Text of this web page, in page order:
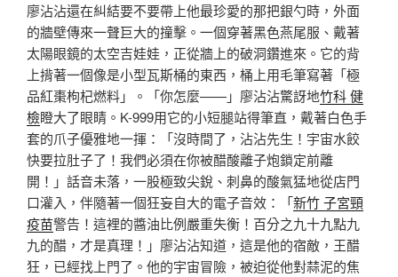
廖沾沾還在糾結要不要帶上他最珍愛的那把銀勺時，外面
的牆壁傳來一聲巨大的撞擊。一個穿著黑色燕尾服、戴著
太陽眼鏡的太空吉娃娃，正從牆上的破洞鑽進來。它的背
上揹著一個像是小型瓦斯桶的東西，桶上用毛筆寫著「極
品紅棗枸杞燃料」。「你怎麼——」廖沾沾驚訝地竹科 健
檢瞪大了眼睛。K-999用它的小短腿站得筆直，戴著白色手
套的爪子優雅地一揮：「沒時間了，沾沾先生！宇宙水餃
快要拉肚子了！我們必須在你被醋酸離子炮鎖定前離
開！」話音未落，一股極致尖銳、刺鼻的酸氣猛地從店門
口灌入，伴隨著一個狂妄自大的電子音效：「新竹 子宮頸
疫苗警告！這裡的醬油比例嚴重失衡！百分之九十九點九
九的醋，才是真理！」廖沾沾知道，這是他的宿敵，王醋
狂，已經找上門了。他的宇宙冒險，被迫從他對蒜泥的焦